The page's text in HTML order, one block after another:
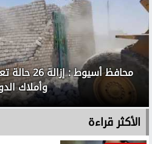
محافظ
وأملاك
الأكثر قراءة